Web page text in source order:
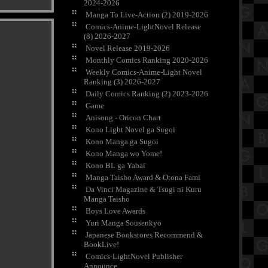
2024-2026
Manga To Live-Action (2) 2019-2026
Comics-Anime-LightNovel Release
(8) 2026-2027
Novel Release 2019-2026
Monthly Comics Ranking 2020-2026
Weekly Comics-Anime-Light Novel
Ranking (3) 2026-2027
Daily Comics Ranking (2) 2023-2026
Game
Anisong - Oricon Chart
Kono Light Novel ga Sugoi
Kono Manga ga Sugoi
Kono Manga wo Yome!
Kono BL ga Yabai
Manga Taisho Award & Otona Fami
Da Vinci Magazine & Tsugi ni Kuru
Manga Taisho
Boys Love Awards
Yuri Manga Sousenkyo
Japanese Bookstores Recommend &
BookLive!
Comics-LightNovel Publisher
Announce